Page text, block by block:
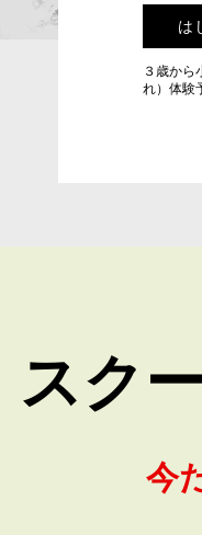
は
３歳から
れ）体験
スク
今